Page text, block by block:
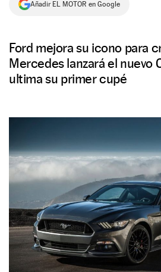
SÍGUENOS
Añadir EL MOTOR en Google
Ford mejora su icono para
Mercedes lanzará el nuevo
ultima su primer cupé